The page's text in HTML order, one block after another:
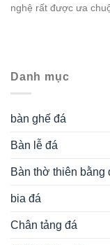
nghệ rất được ưa
Danh mục
bàn ghế đá
Bàn lễ đá
Bàn thờ thiên bằng
bia đá
Chân tảng đá